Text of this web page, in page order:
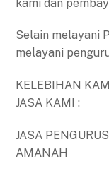
kami dan
Selain melayani
melayani
KELEBIHAN
JASA KAMI :
JASA
AMANAH